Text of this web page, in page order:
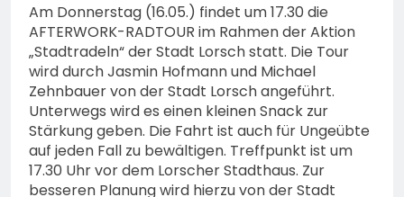
Kreis: 74-jähriger Claus-
Peter H. aus Felsberg wird
vermisst
5. August 2026
FW Rheingau-Taunus:
Erstmeldung: Waldbrand
zwischen Bad
Schwalbach-Hettenhain
und Taunusstein-
Seitzenhahn – rund 150
Einsatzkräfte im Einsatz
5. August 2026
POL-RTK:
Leitungswechsel bei der
Polizeidirektion
Rheingau-Taunus
5. August 2026
POL-OF: Abgelenkt und
Am Donnerstag (16.05.) findet um 17.30 die
AFTERWORK-RADTOUR im Rahmen der Aktion
„Stadtradeln“ der Stadt Lorsch statt. Die Tour
wird durch Jasmin Hofmann und Michael
Zehnbauer von der Stadt Lorsch angeführt.
Unterwegs wird es einen kleinen Snack zur
Stärkung geben. Die Fahrt ist auch für Ungeübte
auf jeden Fall zu bewältigen. Treffpunkt ist um
17.30 Uhr vor dem Lorscher Stadthaus. Zur
besseren Planung wird hierzu von der Stadt